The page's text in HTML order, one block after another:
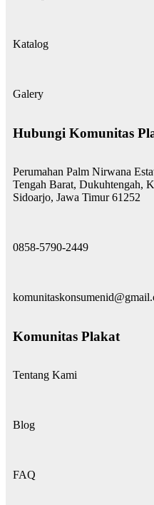
Katalog
Galery
Hubungi Komunitas
Perumahan Palm Nirwana
Tengah Barat, Dukuhtengah,
Sidoarjo, Jawa Timur 61252
0858-5790-2449
Komunitas Plakat
Tentang Kami
Blog
FAQ